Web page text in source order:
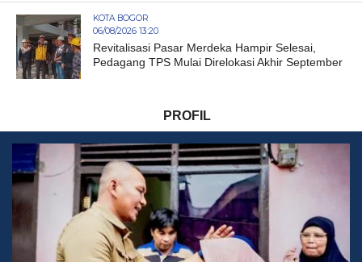
KOTA BOGOR
06/08/2026 13:20
Revitalisasi Pasar Merdeka Hampir Selesai,
Pedagang TPS Mulai Direlokasi Akhir September
PROFIL